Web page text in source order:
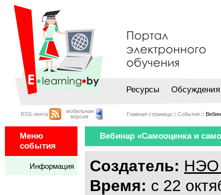
Ресурсы Обсуждения
RSS-лента
мобильная
версия
Главная страница :: События ::
Меню
события
Информация
Вебинар «Самооценка и
Создатель: НЭО
Время: с 22